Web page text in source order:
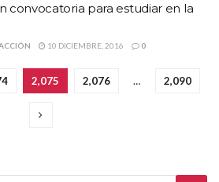
convocatoria para estudiar en la
10 DICIEMBRE, 2016 0
2,075 2,076 … 2,090